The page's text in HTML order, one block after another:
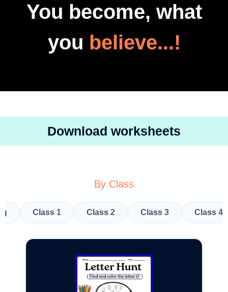
You become, what
you believe...!
Download worksheets
By Class
Class 1 Class 2 Class 3 Class 4